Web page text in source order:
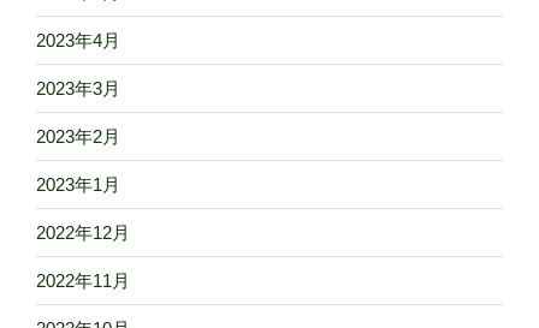
2023年4月
2023年3月
2023年2月
2023年1月
2022年12月
2022年11月